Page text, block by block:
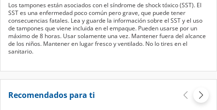
Los tampones están asociados con el síndrome de shock tóxico (SST). El
SST es una enfermedad poco común pero grave, que puede tener
consecuencias fatales. Lea y guarde la información sobre el SST y el uso
de tampones que viene incluida en el empaque. Pueden usarse por un
máximo de 8 horas. Usar solamente una vez. Mantener fuera del alcance
de los niños. Mantener en lugar fresco y ventilado. No lo tires en el
sanitario.
Recomendados para ti